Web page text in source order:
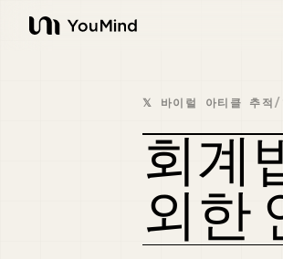
YouMind
𝕏 바이럴 아티클 추적/
회계
외한